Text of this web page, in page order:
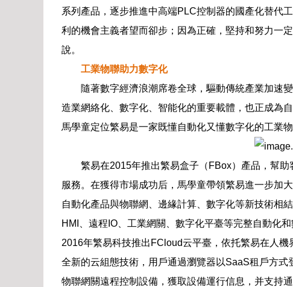
系列產品，逐步推進中高端PLC控制器的國產化替代
利的機會主義者望而卻步；因為正確，堅持和努力一
說。
工業物聯助力數字化
隨著數字經濟浪潮席卷全球，驅動傳統產業加速
造業網絡化、數字化、智能化的重要載體，也正成為
馬學童定位繁易是一家既懂自動化又懂數字化的工業物
繁易在2015年推出繁易盒子（FBox）產品，幫
服務。在獲得市場成功后，馬學童帶領繁易進一步加
自動化產品與物聯網、邊緣計算、數字化等新技術相
HMI、遠程IO、工業網關、數字化平臺等完整自動化
2016年繁易科技推出FCloud云平臺，依托繁易在人
全新的云組態技術，用戶通過瀏覽器以SaaS租戶方
物聯網關遠程控制設備，獲取設備運行信息，并支持